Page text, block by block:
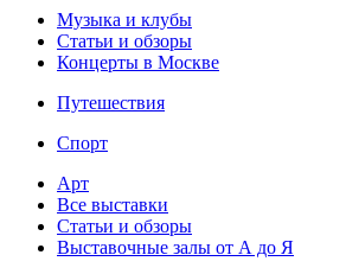
Музыка и клубы
Статьи и обзоры
Концерты в Москве
Путешествия
Спорт
Арт
Все выставки
Статьи и обзоры
Выставочные залы от А до Я